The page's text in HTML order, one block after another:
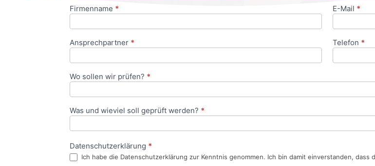
Anfrageformular
Firmenname * E-Mail *
Ansprechpartner * Telefon *
Wo sollen wir prüfen? *
Was und wieviel soll geprüft werden? *
Datenschutzerklärung *
Ich habe die Datenschutzerklärung zur Kenntnis genommen. Ich bin damit einverstanden,